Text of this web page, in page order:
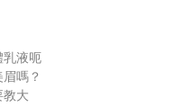
乳液呃
嗎？
教大